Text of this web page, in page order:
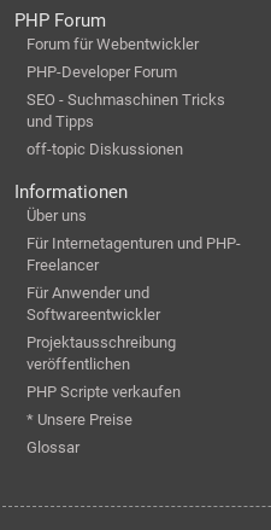
PHP Forum
Forum für Webentwickler
PHP-Developer Forum
SEO - Suchmaschinen Tricks
und Tipps
off-topic Diskussionen
Informationen
Über uns
Für Internetagenturen und PHP-
Freelancer
Für Anwender und
Softwareentwickler
Projektausschreibung
veröffentlichen
PHP Scripte verkaufen
* Unsere Preise
Glossar